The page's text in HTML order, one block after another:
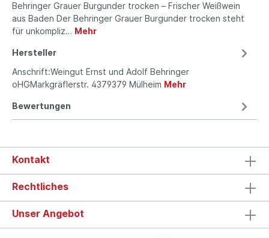
Behringer Grauer Burgunder trocken – Frischer Weißwein
aus Baden Der Behringer Grauer Burgunder trocken steht
für unkompliz… Mehr
Hersteller
Anschrift:Weingut Ernst und Adolf Behringer
oHGMarkgräflerstr. 4379379 Mülheim Mehr
Bewertungen
Kontakt
Rechtliches
Unser Angebot